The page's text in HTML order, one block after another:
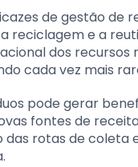
de gestão de
reciclagem e a
dos
cada vez mais
pode gerar
fontes de
rotas de